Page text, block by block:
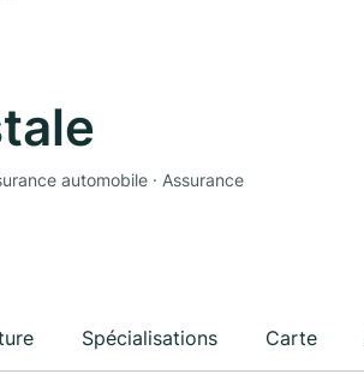
automobile · Assurance
Spécialisations Carte